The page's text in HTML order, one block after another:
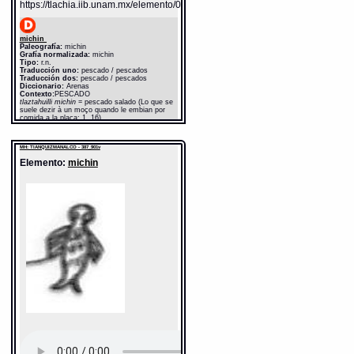
https://tlachia.iib.unam.mx/elemento/02.03.05
michin
Paleografía:michin
Grafía normalizada:michin
Tipo:r.n.
Traducción uno:pescado / pescados
Traducción dos:pescado / pescados
Diccionario: Arenas
Contexto:PESCADO
tlaztahuilli michin = pescado salado (Lo que se
suele dezir à un moço quando le embian por
comida a la plaça: 1, 16)
dezir à un moço quando le embian por comida a
la plaça: 1, 16)
dezir à un moço quando le embian por comida a
la plaça: 1, 17)
1611 Arenas
ch-- c$--
Gran Diccionario Náhuatl [en línea].
Universidad Nacional Autónoma de México
[Ciudad Universitaria, México D.F.]: 2012 [29-
08-2020]. Disponible en la Web
http://www.gdn.unam.mx/contexto/10997
MH: TIANQUIZMANALCO - 387_901v
Elemento: michin